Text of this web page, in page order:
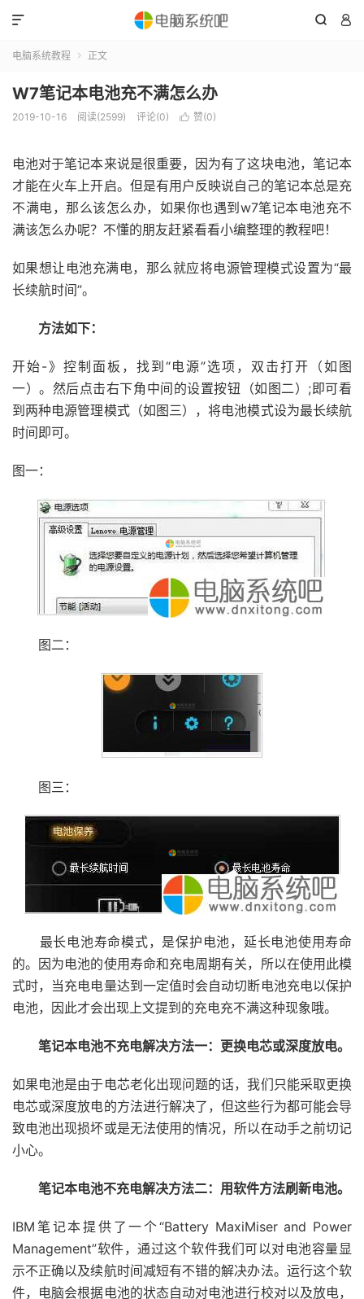
 

电脑系统教程  正文
W7笔记本电池充不满怎么办
2019-10-16 阅读(2599) 评论(0)  赞(0)
电池对于笔记本来说是很重要，因为有了这块电池，笔记本
才能在火车上开启。但是有用户反映说自己的笔记本总是充
不满电，那么该怎么办，如果你也遇到w7笔记本电池充不
满该怎么办呢？不懂的朋友赶紧看看小编整理的教程吧！
如果想让电池充满电，那么就应将电源管理模式设置为“最
长续航时间”。
方法如下：
开始-》控制面板，找到“电源”选项，双击打开（如图
一）。然后点击右下角中间的设置按钮（如图二）;即可看
到两种电源管理模式（如图三），将电池模式设为最长续航
时间即可。
图一：
图二：
图三：
最长电池寿命模式，是保护电池，延长电池使用寿命
的。因为电池的使用寿命和充电周期有关，所以在使用此模
式时，当充电电量达到一定值时会自动切断电池充电以保护
电池，因此才会出现上文提到的充电充不满这种现象哦。
笔记本电池不充电解决方法一：更换电芯或深度放电。
如果电池是由于电芯老化出现问题的话，我们只能采取更换
电芯或深度放电的方法进行解决了，但这些行为都可能会导
致电池出现损坏或是无法使用的情况，所以在动手之前切记
小心。
笔记本电池不充电解决方法二：用软件方法刷新电池。
IBM笔记本提供了一个“Battery MaxiMiser and Power
Management”软件，通过这个软件我们可以对电池容量显
示不正确以及续航时间减短有不错的解决办法。运行这个软
件，电脑会根据电池的状态自动对电池进行校对以及放电，